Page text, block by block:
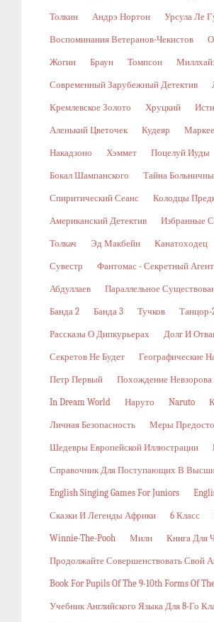
Толкин Андрэ Нортон Урсула Ле
Воспоминания Ветеранов-Чекистов
Жогин Браун Томпсон
Современный Зарубежный Детектив
Кремлевское Золото Хруцкий
Аленький Цветочек Кудеяр
Накадзоно Хэммет Поцелуй Иуды
Бокал Шампанского Тайна
Спиритический Сеанс Колодцы
Американский Детектив Избранные
Толкач Эд Макбейн Канатоходец
Сувестр Фантомас - Секретный Агент
Абдуллаев Параллельное
Банда 2 Банда 3 Тучков Танцор-
Рассказы О Дипкурьерах Долг И
Секретов Не Будет Географические
Петр Первый Похождение Невзорова
In Dream World Наруто Naruto
Личная Безопасность Меры
Шедевры Европейской Иллюстрации
Справочник Для Поступающих В
English Singing Games For Juniors
Сказки И Легенды Африки 6 Класс
Winnie-The-Pooh Милн Книга Для
Продолжайте Совершенствовать Свой
Book For Pupils Of The 9-10th Forms Of
Учебник Английского Языка Для 8-Го